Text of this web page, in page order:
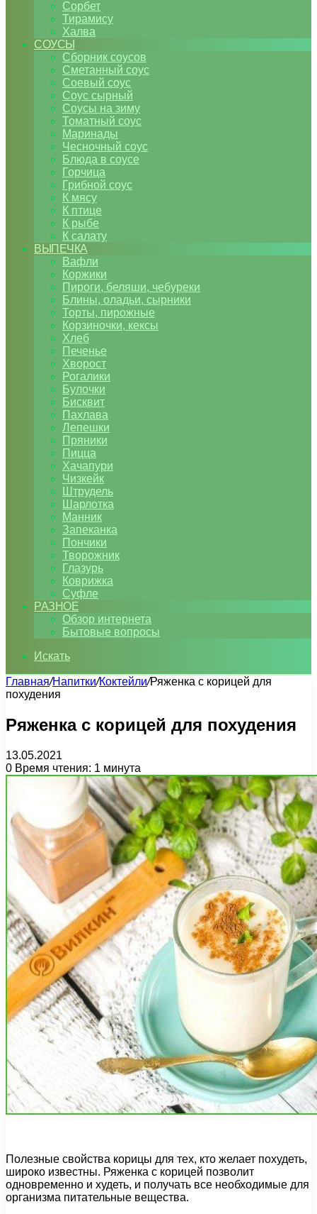
Сорбет
Тирамису
Халва
СОУСЫ
Сборник соусов
Сметанный соус
Соевый соус
Соус сырный
Соусы на зиму
Томатный соус
Маринады
Чесночный соус
Блюда в соусе
Горчица
Грибной соус
К мясу
К птице
К рыбе
К салату
ВЫПЕЧКА
Вафли
Коржики
Пироги, беляши, чебуреки
Блины, оладьи, сырники
Торты, пирожные
Корзиночки, кексы
Хлеб
Печенье
Хворост
Рогалики
Булочки
Бисквит
Пахлава
Лепешки
Пряники
Пицца
Хачапури
Чизкейк
Штрудель
Шарлотка
Манник
Запеканка
Пончики
Творожник
Глазурь
Коврижка
Суфле
РАЗНОЕ
Обзор интернета
Бытовые вопросы
Искать
Главная/Напитки/Коктейли/Ряженка с корицей для
похудения
Ряженка с корицей для похудения
13.05.2021
0 Время чтения: 1 минута
Полезные свойства корицы для тех, кто желает похудеть,
широко известны. Ряженка с корицей позволит
одновременно и худеть, и получать все необходимые для
организма питательные вещества.